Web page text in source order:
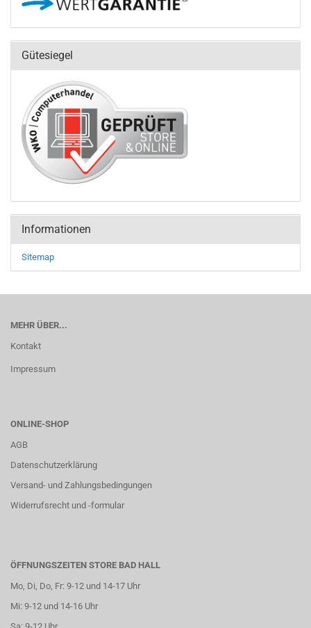
Gütesiegel
Informationen
Sitemap
MEHR ÜBER...
Kontakt
Impressum
ONLINE-SHOP
AGB
Datenschutzerklärung
Versand- und Zahlungsbedingungen
Widerrufsrecht und -formular
ÖFFNUNGSZEITEN STORE BAD HALL
Mo, Di, Do, Fr: 9-12 und 14-17 Uhr
Mi: 9-12 und 14-16 Uhr